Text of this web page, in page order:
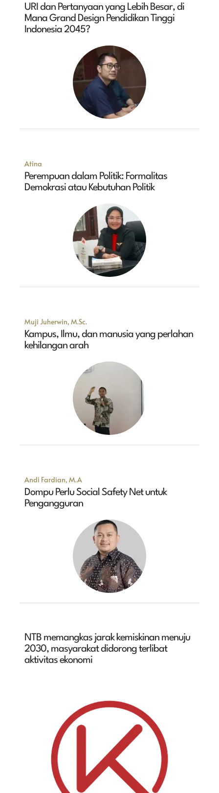
URI dan Pertanyaan yang Lebih Besar, di
Mana Grand Design Pendidikan Tinggi
Indonesia 2045?
Atina
Perempuan dalam Politik: Formalitas
Demokrasi atau Kebutuhan Politik
Muji Juherwin, M.Sc.
Kampus, Ilmu, dan manusia yang perlahan
kehilangan arah
Andi Fardian, M.A
Dompu Perlu Social Safety Net untuk
Pengangguran
NTB memangkas jarak kemiskinan menuju
2030, masyarakat didorong terlibat
aktivitas ekonomi